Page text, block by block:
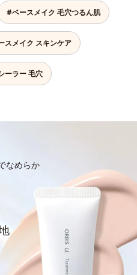
#ベースメイク 毛穴つるん肌
スメイク スキンケア
ーラー 毛穴
なめらか